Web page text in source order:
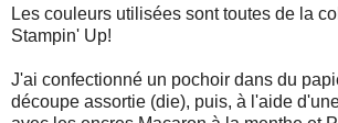
Les couleurs utilisées sont toutes de la
Stampin' Up!
J'ai confectionné un pochoir dans du
découpe assortie (die), puis, à l'aide